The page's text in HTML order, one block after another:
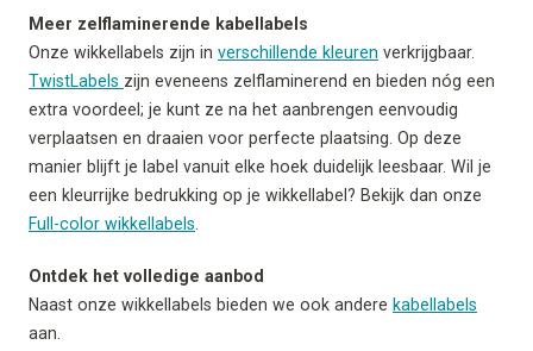
Meer zelflaminerende kabellabels
Onze wikkellabels zijn in verschillende kleuren verkrijgbaar.
TwistLabels zijn eveneens zelflaminerend en bieden nóg een
extra voordeel; je kunt ze na het aanbrengen eenvoudig
verplaatsen en draaien voor perfecte plaatsing. Op deze
manier blijft je label vanuit elke hoek duidelijk leesbaar. Wil je
een kleurrijke bedrukking op je wikkellabel? Bekijk dan onze
Full-color wikkellabels
Ontdek het volledige aanbod
Naast onze wikkellabels bieden we ook andere kabellabels
aan.